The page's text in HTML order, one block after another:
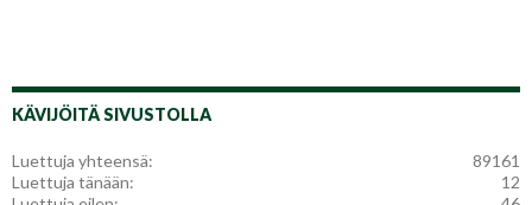
KÄVIJÖITÄ SIVUSTOLLA
89161
Luettuja yhteensä:
12
Luettuja tänään: